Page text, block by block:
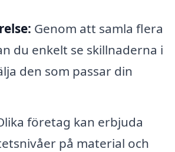
Genom att samla flera
du enkelt se skillnaderna i
den som passar din
företag kan erbjuda
på material och